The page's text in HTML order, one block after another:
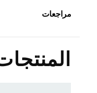
مراجعات